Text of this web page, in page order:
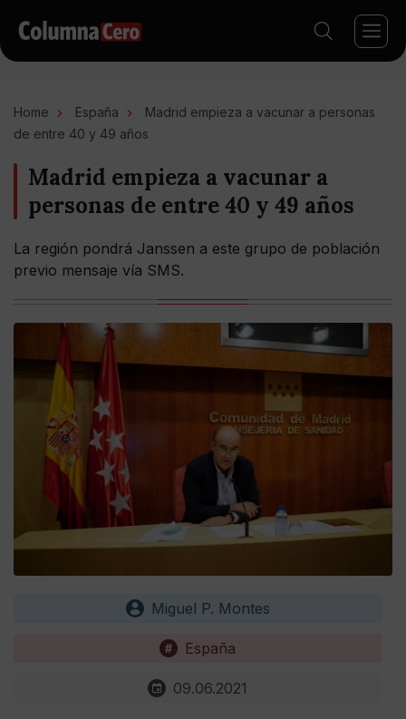
Home España
Madrid empieza a vacunar a personas
de entre 40 y 49 años
Madrid empieza a vacunar a
personas de entre 40 y 49 años
La región pondrá Janssen a este grupo de población
previo mensaje vía SMS.
Miguel P. Montes
España
09.06.2021